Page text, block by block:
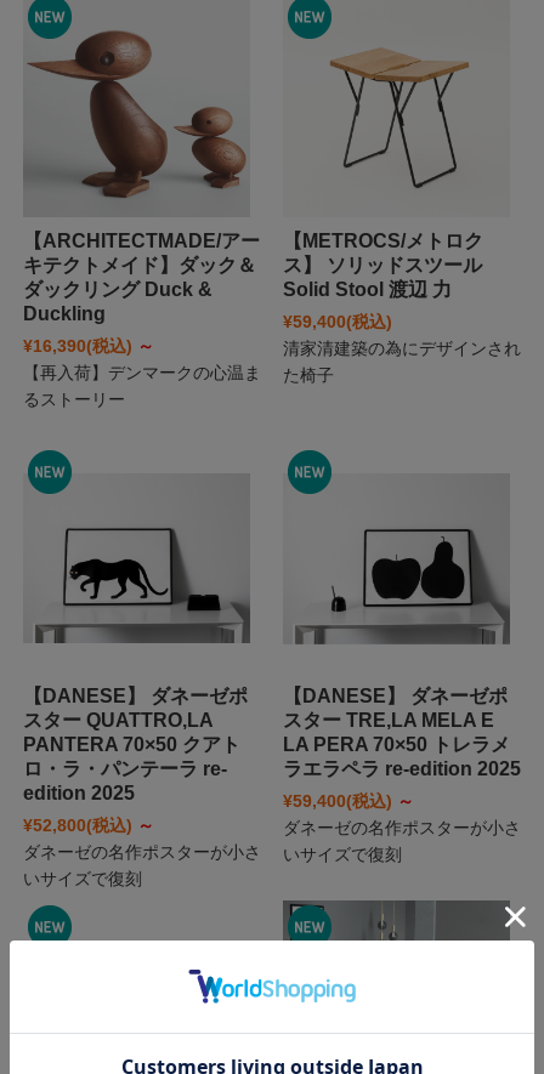
【ARCHITECTMADE/アー
キテクトメイド】ダック＆
ダックリング Duck &
Duckling
¥16,390(税込) ～
【再入荷】デンマークの心温ま
るストーリー
【METROCS/メトロク
ス】 ソリッドスツール
Solid Stool 渡辺 力
¥59,400(税込)
清家清建築の為にデザインされ
た椅子
【DANESE】 ダネーゼポ
スター QUATTRO,LA
PANTERA 70×50 クアト
ロ・ラ・パンテーラ re-
edition 2025
¥52,800(税込) ～
ダネーゼの名作ポスターが小さ
いサイズで復刻
【DANESE】 ダネーゼポ
スター TRE,LA MELA E
LA PERA 70×50 トレラメ
ラエラペラ re-edition 2025
¥59,400(税込) ～
ダネーゼの名作ポスターが小さ
いサイズで復刻